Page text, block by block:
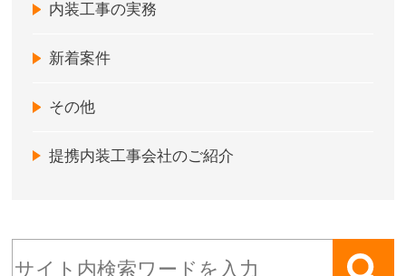
内装工事の実務
新着案件
その他
提携内装工事会社のご紹介